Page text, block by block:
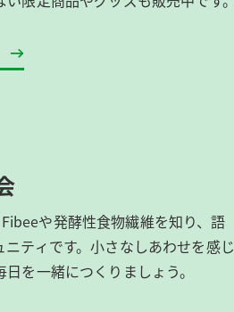
や発酵性食物繊維を知り、語
ニティです。​小さなしあわせを感じ
を一緒につくりましょう。